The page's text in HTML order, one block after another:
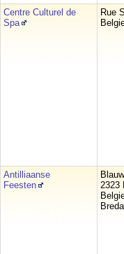
Centre Culturel de
Spa
Rue
Antilliaanse
Feesten
2323